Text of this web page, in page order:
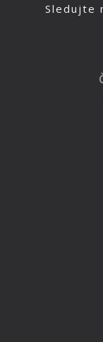
Sledujte